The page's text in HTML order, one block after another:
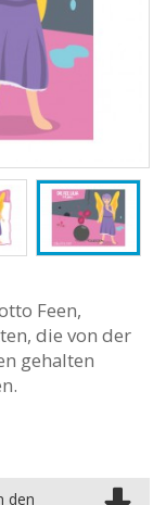
Feen,
die von der
gehalten
den